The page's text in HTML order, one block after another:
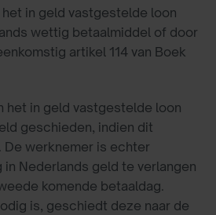
het in geld vastgestelde loon
wettig betaalmiddel of door
artikel 114 van Boek
het in geld vastgestelde loon
geschieden, indien dit
De werknemer is echter
Nederlands geld te verlangen
komende betaaldag.
is, geschiedt deze naar de